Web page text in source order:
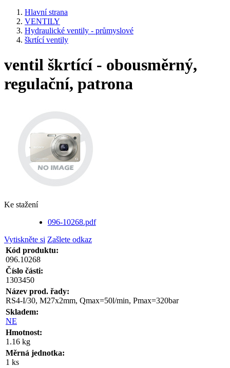
Hlavní strana
VENTILY
Hydraulické ventily - průmyslové
škrtící ventily
ventil škrtící - obousměrný,
regulační, patrona
Ke stažení
096-10268.pdf
Vytiskněte si Zašlete odkaz
Kód produktu:
096.10268
Číslo části:
1303450
Název prod. řady:
RS4-I/30, M27x2mm, Qmax=50l/min, Pmax=320bar
Skladem:
NE
Hmotnost:
1.16 kg
Měrná jednotka:
1 ks